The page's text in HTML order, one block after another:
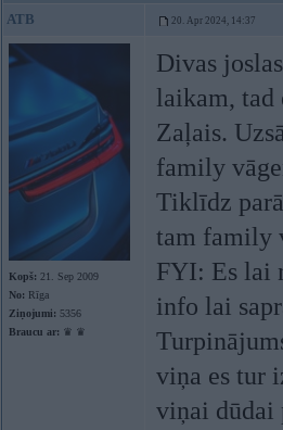
ATB 20. Apr 2024, 14:37
Kopš: 21. Sep 2009
No: Rīga
Ziņojumi: 5356
Braucu ar: ♛ ♛
Divas
laikam, tad
Zaļais.
family
Tiklīdz
tam family
FYI: Es lai
info lai
viņa es tur
viņai dūdai